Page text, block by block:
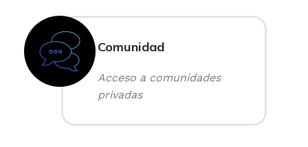
Comunidad
Acceso a comunidades
privadas